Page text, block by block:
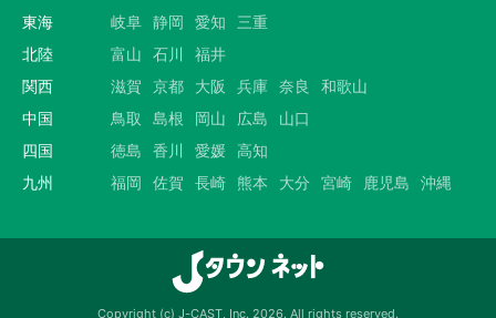
東海
岐阜 静岡 愛知
三重
北陸
富山 石川
福井
関西
滋賀 京都 大阪 兵庫 奈良
和歌山
中国
鳥取 島根 岡山 広島
山口
四国
徳島 香川 愛媛 高知
九州
福岡 佐賀 長崎 熊本 大分 宮崎 鹿児島 沖縄
Copyright (c) J-CAST, Inc. 2026. All rights reserved.